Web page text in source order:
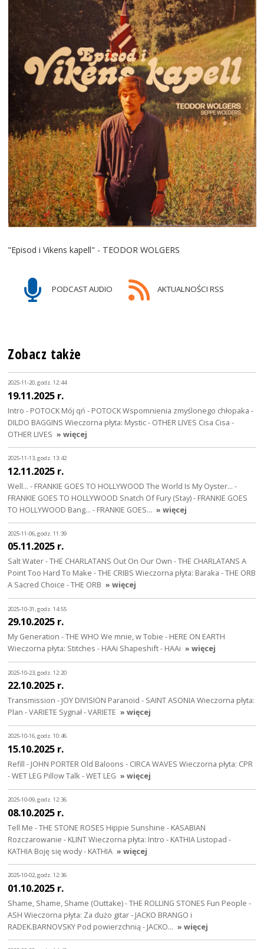
"Episod i Vikens kapell" - TEODOR WOLGERS
PODCAST AUDIO AKTUALNOŚCI RSS
Zobacz także
2025-11-20, godz. 12:44
19.11.2025 r.
Intro - POTOCK Mój qń - POTOCK Wspomnienia zmyślonego chłopaka -
DILDO BAGGINS Wieczorna płyta: Mystic - OTHER LIVES Cisa Cisa -
OTHER LIVES » więcej
2025-11-13, godz. 13:42
12.11.2025 r.
Well... - FRANKIE GOES TO HOLLYWOOD The World Is My Oyster... -
FRANKIE GOES TO HOLLYWOOD Snatch Of Fury (Stay) - FRANKIE GOES
TO HOLLYWOOD Bang... - FRANKIE GOES… » więcej
2025-11-06, godz. 11:39
05.11.2025 r.
Salt Water - THE CHARLATANS Out On Our Own - THE CHARLATANS A
Point Too Hard To Make - THE CRIBS Wieczorna płyta: Baraka - THE ORB
A Sacred Choice - THE ORB » więcej
2025-10-31, godz. 14:55
29.10.2025 r.
My Generation - THE WHO We mnie, w Tobie - HERE ON EARTH
Wieczorna płyta: Stitches - HAAi Shapeshift - HAAi » więcej
2025-10-23, godz. 12:20
22.10.2025 r.
Transmission - JOY DIVISION Paranoid - SAINT ASONIA Wieczorna płyta:
Plan - VARIETE Sygnał - VARIETE » więcej
2025-10-16, godz. 10:46
15.10.2025 r.
Refill - JOHN PORTER Old Baloons - CIRCA WAVES Wieczorna płyta: CPR
- WET LEG Pillow Talk - WET LEG » więcej
2025-10-09, godz. 12:36
08.10.2025 r.
Tell Me - THE STONE ROSES Hippie Sunshine - KASABIAN
Rozczarowanie - KLINT Wieczorna płyta: Intro - KATHIA Listopad -
KATHIA Boję się wody - KATHIA » więcej
2025-10-02, godz. 12:36
01.10.2025 r.
Shame, Shame, Shame (Outtake) - THE ROLLING STONES Fun People -
ASH Wieczorna płyta: Za dużo gitar - JACKO BRANGO i
RADEK.BARNOVSKY Pod powierzchnią - JACKO… » więcej